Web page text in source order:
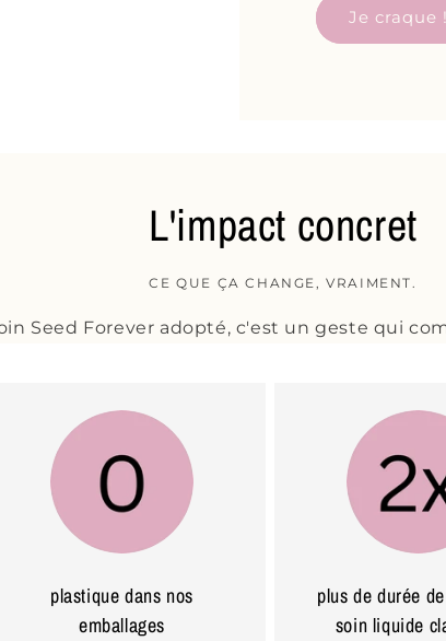
Je craque !
L'impact concret
CE QUE ÇA CHANGE, VRAIMENT.
Seed Forever adopté, c'est un geste qui
plastique dans nos
emballages
plus de durée
soin liquide